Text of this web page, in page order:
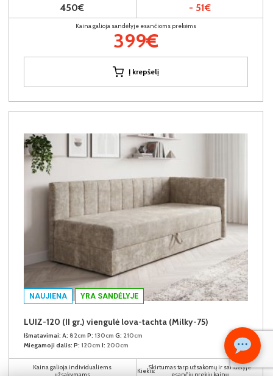
Kiekis:
450€ - 51€
Kaina galioja sandėlyje esančioms prekėms
399€
Į krepšelį
NAUJIENA YRA SANDĖLYJE
LUIZ-120 (II gr.) viengulė lova-tachta (Milky-75)
Išmatavimai: A: 82cm P: 130cm G: 210cm
Miegamoji dalis: P: 120cm I: 200cm
Kaina galioja individualiems
užsakymams
Skirtumas tarp užsakomų ir sandėlyje
esančių prekių kainų